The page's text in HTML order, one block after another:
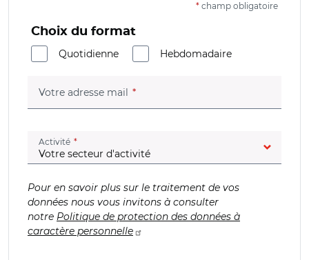
* champ obligatoire
Choix du format
Quotidienne
Hebdomadaire
Votre adresse mail (champ obligatoire)
Activité (champ obligatoire)
Pour en savoir plus sur le traitement de vos
données nous vous invitons à consulter
notre Politique de protection des données à
caractère personnelle